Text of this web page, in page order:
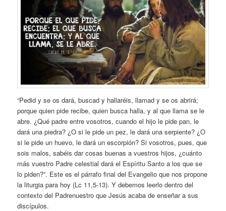
“Pedid y se os dará, buscad y hallaréis, llamad y se os abrirá;
porque quien pide recibe, quien busca halla, y al que llama se le
abre. ¿Qué padre entre vosotros, cuando el hijo le pide pan, le
dará una piedra? ¿O si le pide un pez, le dará una serpiente? ¿O
si le pide un huevo, le dará un escorpión? Si vosotros, pues, que
sois malos, sabéis dar cosas buenas a vuestros hijos, ¿cuánto
más vuestro Padre celestial dará el Espíritu Santo a los que se
lo piden?”. Este es el párrafo final del Evangelio que nos propone
la liturgia para hoy (Lc 11,5-13). Y debemos leerlo dentro del
contexto del Padrenuestro que Jesús acaba de enseñar a sus
discípulos.